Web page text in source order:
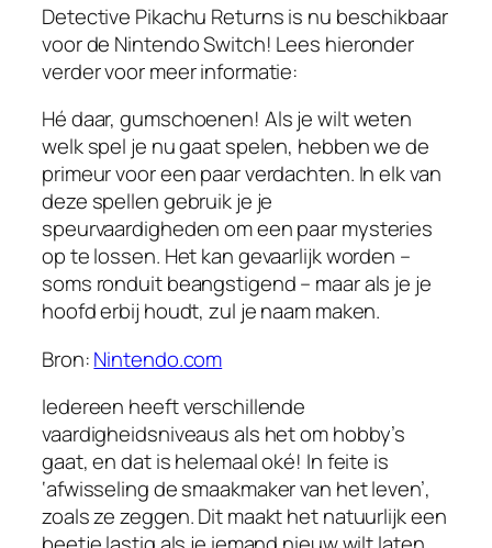
Detective Pikachu Returns is nu beschikbaar
voor de Nintendo Switch! Lees hieronder
verder voor meer informatie:
Hé daar, gumschoenen! Als je wilt weten
welk spel je nu gaat spelen, hebben we de
primeur voor een paar verdachten. In elk van
deze spellen gebruik je je
speurvaardigheden om een ​​paar mysteries
op te lossen. Het kan gevaarlijk worden –
soms ronduit beangstigend – maar als je je
hoofd erbij houdt, zul je naam maken.
Bron:Nintendo.com
Iedereen heeft verschillende
vaardigheidsniveaus als het om hobby’s
gaat, en dat is helemaal oké! In feite is
‘afwisseling de smaakmaker van het leven’,
zoals ze zeggen. Dit maakt het natuurlijk een